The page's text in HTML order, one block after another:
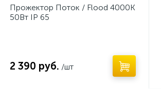
Прожектор Поток / Flood 4000К
50Вт IP 65
2 390 руб. /шт